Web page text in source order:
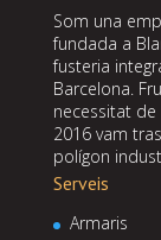
Som una
fundada a
fusteria
Barcelona.
necessitat
2016 vam
polígon
Serveis
Armaris